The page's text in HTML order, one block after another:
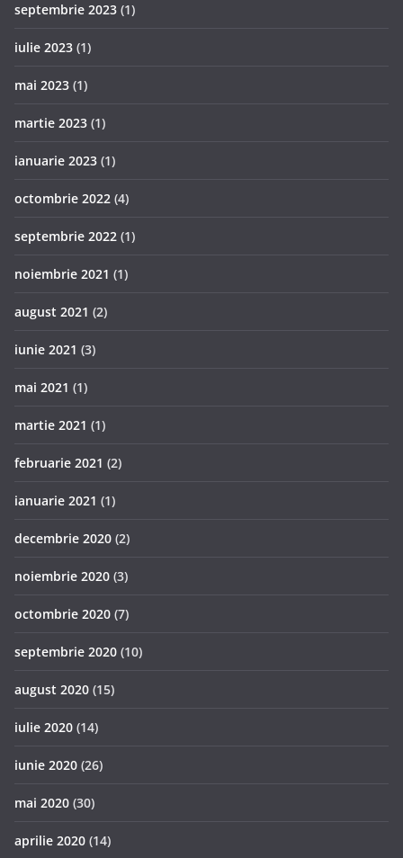
septembrie 2023 (1)
iulie 2023 (1)
mai 2023 (1)
martie 2023 (1)
ianuarie 2023 (1)
octombrie 2022 (4)
septembrie 2022 (1)
noiembrie 2021 (1)
august 2021 (2)
iunie 2021 (3)
mai 2021 (1)
martie 2021 (1)
februarie 2021 (2)
ianuarie 2021 (1)
decembrie 2020 (2)
noiembrie 2020 (3)
octombrie 2020 (7)
septembrie 2020 (10)
august 2020 (15)
iulie 2020 (14)
iunie 2020 (26)
mai 2020 (30)
aprilie 2020 (14)